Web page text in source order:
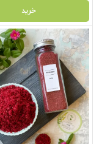
خرید